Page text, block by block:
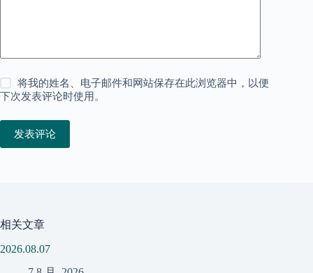
将我的姓名、电子邮件和网站保存在此浏览器中，以便
下次发表评论时使用。
发表评论
相关文章
2026.08.07